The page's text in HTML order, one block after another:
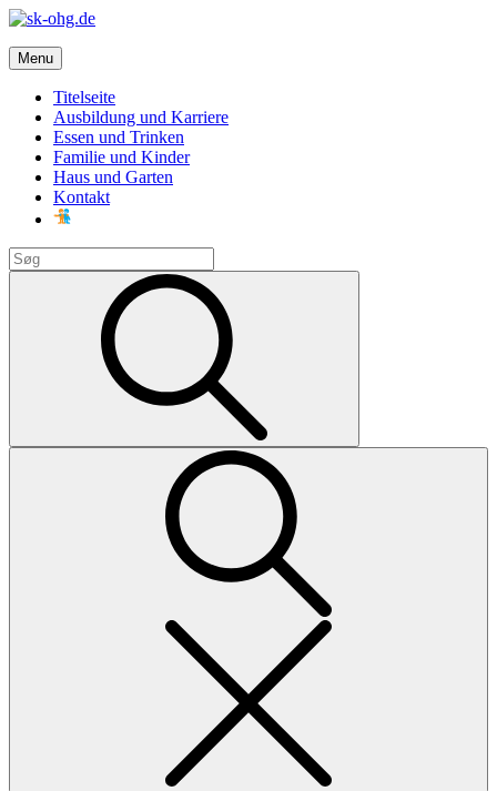
Skip
content
sk-ohg.de
Die besten Neuigkeiten
Menu
Titelseite
Ausbildung und Karriere
Essen und Trinken
Familie und Kinder
Haus und Garten
Kontakt
Search
for: